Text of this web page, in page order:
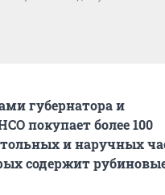
губернатора и
покупает более 100
и наручных
содержит